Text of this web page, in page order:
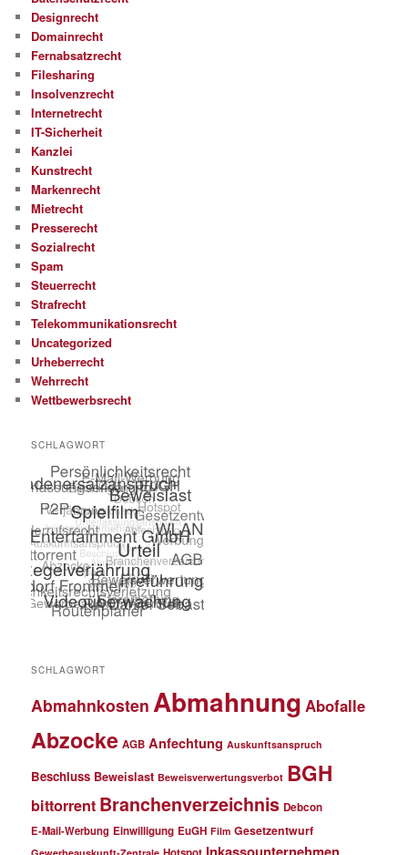
Designrecht
Domainrecht
Fernabsatzrecht
Filesharing
Insolvenzrecht
Internetrecht
IT-Sicherheit
Kanzlei
Kunstrecht
Markenrecht
Mietrecht
Presserecht
Sozialrecht
Spam
Steuerrecht
Strafrecht
Telekommunikationsrecht
Uncategorized
Urheberrecht
Wehrrecht
Wettbewerbsrecht
SCHLAGWORT
SCHLAGWORT
Abmahnkosten Abmahnung Abofalle
Abzocke AGB Anfechtung Auskunftsanspruch
Beschluss Beweislast Beweisverwertungsverbot BGH
bittorrent Branchenverzeichnis Debcon
E-Mail-Werbung Einwilligung EuGH Film Gesetzentwurf
Inkassounternehmen